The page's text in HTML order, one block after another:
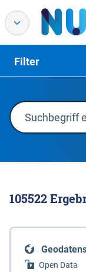
Filter
105522
Open Data